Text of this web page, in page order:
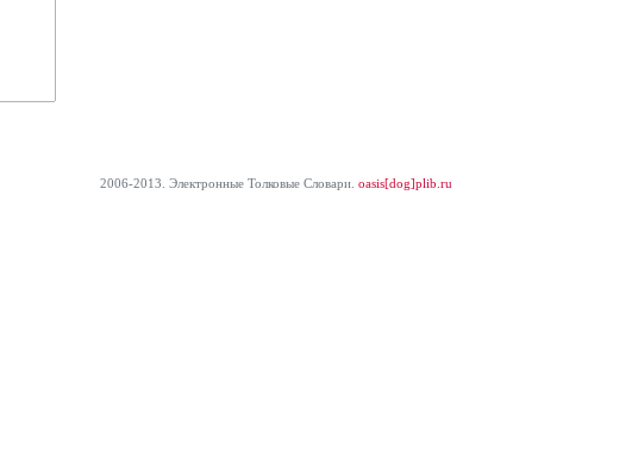
2006-2013. Электронные Толковые Cловари. oasis[dog]plib.ru